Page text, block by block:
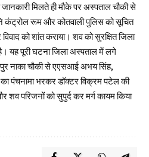
मिलते ही मौके पर अस्पताल चौकी से
कंट्रोल रूम और कोतवाली पुलिस को सूचित
को शांत कराया। शव को सुरक्षित जिला
यह पूरी घटना जिला अस्पताल में लगे
नाका चौकी से एएसआई अभय सिंह,
पंचनामा भरकर डॉक्टर विक्रम पटेल की
शव परिजनों को सुपुर्द कर मर्ग कायम किया